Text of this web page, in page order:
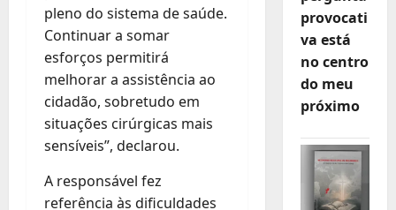
pleno do sistema de saúde.
Continuar a somar
esforços permitirá
melhorar a assistência ao
cidadão, sobretudo em
situações cirúrgicas mais
sensíveis”, declarou.
A responsável fez
referência às dificuldades
provocati
va está
no centro
do meu
próximo